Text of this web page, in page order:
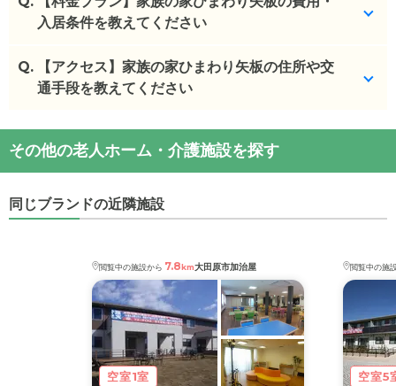
できます。
家族の家ひまわり矢板の 口コミ
・スタッフの良さ、施設の清潔度、料金設定の良
さ、自分の場合は ...
さから、安心感が...
・ 父親が急性骨髄種で自宅で介護していたが動けな
施設の雰囲気
真を見ることができます。
◎ケアスル 介護の3つの特徴
・経験豊富な入居相談員が完全無料で施設探しをサ
入居相談：0120-579-721（無料）
入居条件を教えてください
家族の家ひまわり矢板の入居金・月額料金は次のと
おりです。
・月額費用が13.2万円
・要介護度：要介護1、要介護2、要介護3、要介護
ケアスル 介護では詳細な料金プラン
をご確認頂けま
す。詳しくはこちら 。
◎ケアスル 介護の3つの特徴
・経験豊富な入居相談員が完全無料で施設探しをサ
Q.
【アクセス】家族の家ひまわり矢板の住所や交
通手段を教えてください
家族の家ひまわり矢板の交通アクセス
・住所：栃木県矢板市扇町2-13-39
・最寄り駅：矢板駅0.9km野崎駅4.2km
家族の家ひまわり矢板
その他の老人ホーム・介護施設を探す
同じブランドの近隣施設
閲覧中の施設から 7.8km大田原市加治屋
空室1室
閲覧中の施
空室5